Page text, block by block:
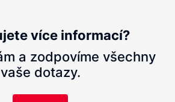
více informací?
a zodpovíme všechny
vaše dotazy.